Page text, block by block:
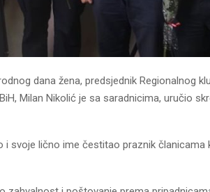
dana žena, predsjednik Regionalnog
Milan Nikolić je sa saradnicima, uručio
i svoje lično ime čestitao praznik članicama